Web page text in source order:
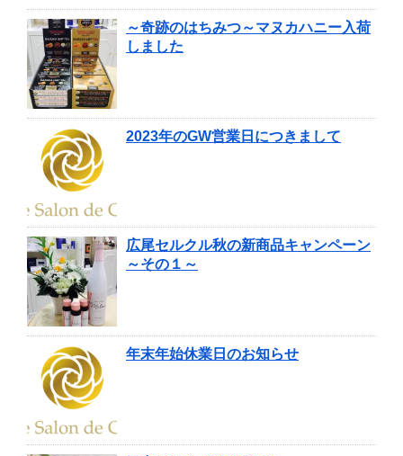
～奇跡のはちみつ～マヌカハニー入荷
しました
2023年のGW営業日につきまして
広尾セルクル秋の新商品キャンペーン
～その１～
年末年始休業日のお知らせ